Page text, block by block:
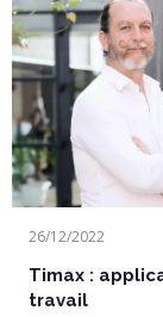
Timax : application
26/12/2022
Timax :
travail